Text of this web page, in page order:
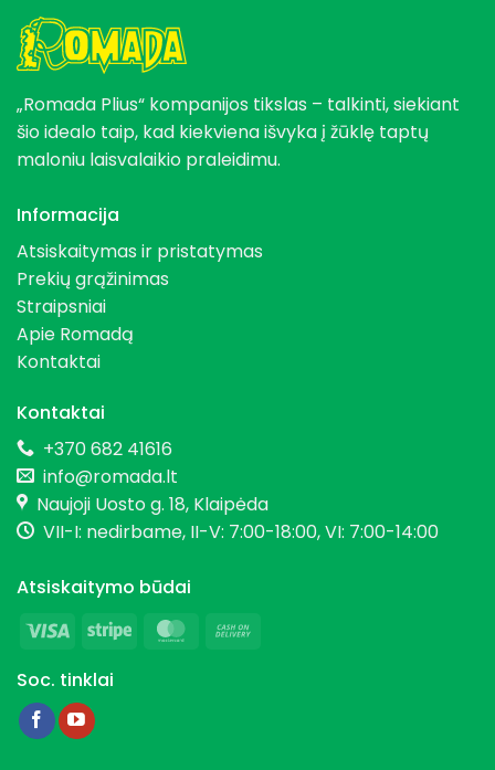
„Romada Plius“ kompanijos tikslas – talkinti, siekiant
šio idealo taip, kad kiekviena išvyka į žūklę taptų
maloniu laisvalaikio praleidimu.
Informacija
Atsiskaitymas ir pristatymas
Prekių grąžinimas
Straipsniai
Apie Romadą
Kontaktai
Kontaktai
+370 682 41616
info@romada.lt
Naujoji Uosto g. 18, Klaipėda
VII-I: nedirbame, II-V: 7:00-18:00, VI: 7:00-14:00
Atsiskaitymo būdai
Visa
Stripe MasterCard
Soc. tinklai